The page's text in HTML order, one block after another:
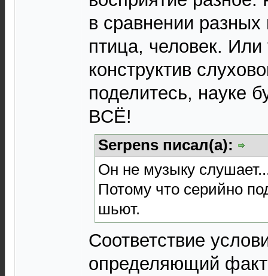
в сравнении разных
птица, человек. Или
конструктив
поделитесь, науке
ВСЁ!
Serpens писал(а):
Он не музыку
Потому что серийно
шьют.
Соответствие
определяющий